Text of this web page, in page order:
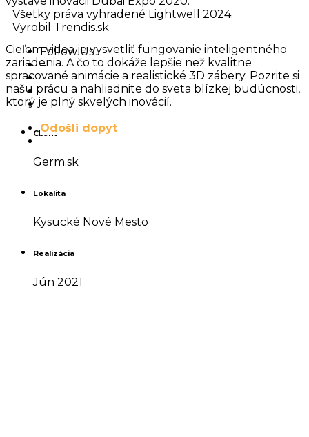
Všetky práva vyhradené Lightwell 2024.
Vyrobil Trendis.sk
Follow Us
–
Odošli dopyt
Cieľom videa je vysvetliť fungovanie inteligentného
zariadenia. A čo to dokáže lepšie než kvalitne
spracované animácie a realistické 3D zábery. Pozrite si
našu prácu a nahliadnite do sveta blízkej budúcnosti,
ktorý je plný skvelých inovácií.
Client
Germ.sk
Lokalita
Kysucké Nové Mesto
Realizácia
Jún 2021